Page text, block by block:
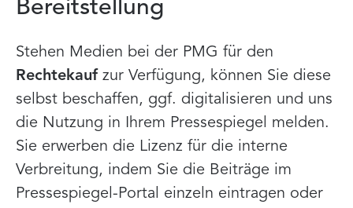
Bereitstellung
Stehen Medien bei der PMG für den
Rechtekauf zur Verfügung, können Sie diese
selbst beschaffen, ggf. digitalisieren und uns
die Nutzung in Ihrem Pressespiegel melden.
Sie erwerben die Lizenz für die interne
Verbreitung, indem Sie die Beiträge im
Pressespiegel-Portal einzeln eintragen oder